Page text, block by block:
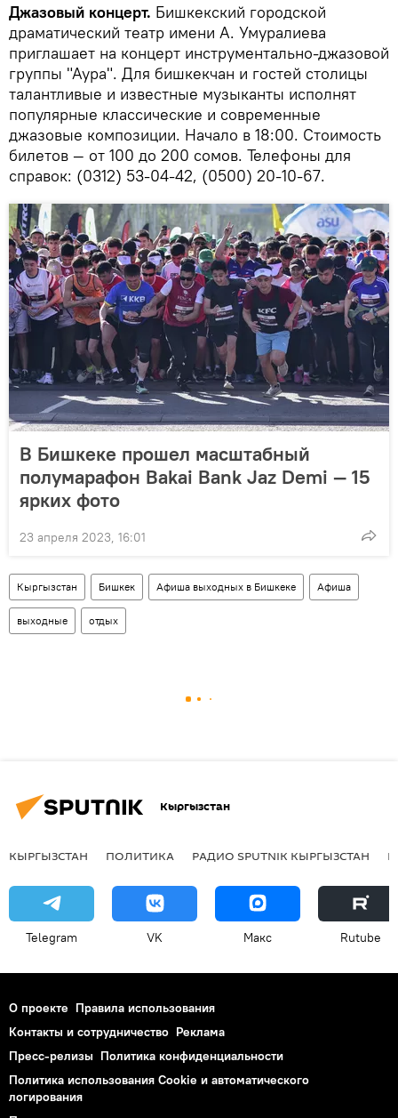
Джазовый концерт. Бишкекский городской
драматический театр имени А. Умуралиева
приглашает на концерт инструментально-джазовой
группы "Аура". Для бишкекчан и гостей столицы
талантливые и известные музыканты исполнят
популярные классические и современные
джазовые композиции. Начало в 18:00. Стоимость
билетов — от 100 до 200 сомов. Телефоны для
справок: (0312) 53-04-42, (0500) 20-10-67.
В Бишкеке прошел масштабный
полумарафон Bakai Bank Jaz Demi — 15
ярких фото
23 апреля 2023, 16:01
Кыргызстан Бишкек Афиша выходных в Бишкеке Афиша
выходные отдых
Кыргызстан
КЫРГЫЗСТАН ПОЛИТИКА РАДИО SPUTNIK КЫРГЫЗСТАН
Telegram VK Макс Rutube
О проекте Правила использования
Контакты и сотрудничество Реклама
Пресс-релизы Политика конфиденциальности
Политика использования Cookie и автоматического
логирования